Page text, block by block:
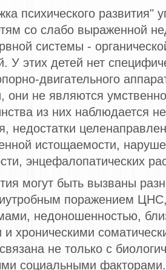
психического развития"
со слабо выраженной
системы -
У этих детей нет
двигательного
они не являются
из них наблюдается
недостатки
истощаемости,
энцефалопатических
могут быть вызваны
поражением
недоношенностью,
хроническими
не только с
социальными